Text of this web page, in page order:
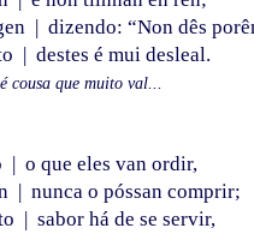
| dizendo: “Non dês
| destes é mui desleal.
é cousa que muito val...
| o que eles van ordir,
| nunca o póssan comprir;
| sabor há de se servir,